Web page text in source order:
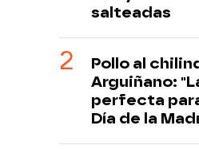
salteadas
Pollo al
Arguiñano:
perfecta
Día de la